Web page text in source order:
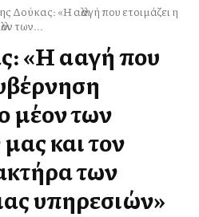
Δούκας: «Η αλλαγή που ετοιμάζει η
των...
«Η αλλαγή που
των
και τον
των
υπηρεσιών»